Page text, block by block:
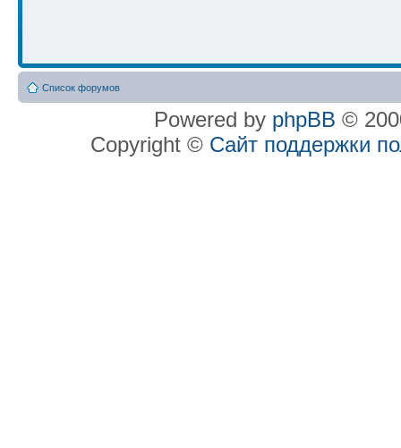
Список форумов
Powered by phpBB ©
Copyright © Сайт поддержки